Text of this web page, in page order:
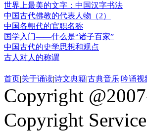
世界上最美的文字：中国汉字书法
中国古代佛教的代表人物（2）
中国各朝代的官职名称
国学入门——什么是“诸子百家”
中国古代的史学思想和观点
古人对人的称谓
首页|关于诵读|诗文典籍|古典音乐|吟诵视
Copyright
Copyright